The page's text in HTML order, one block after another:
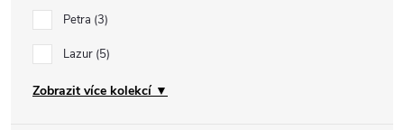
Petra 3
Lazur 5
Zobrazit více kolekcí ▼